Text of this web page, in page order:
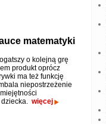
matematyki
o kolejną grę
produkt oprócz
ma też funkcję
niepostrzeżenie
więcej